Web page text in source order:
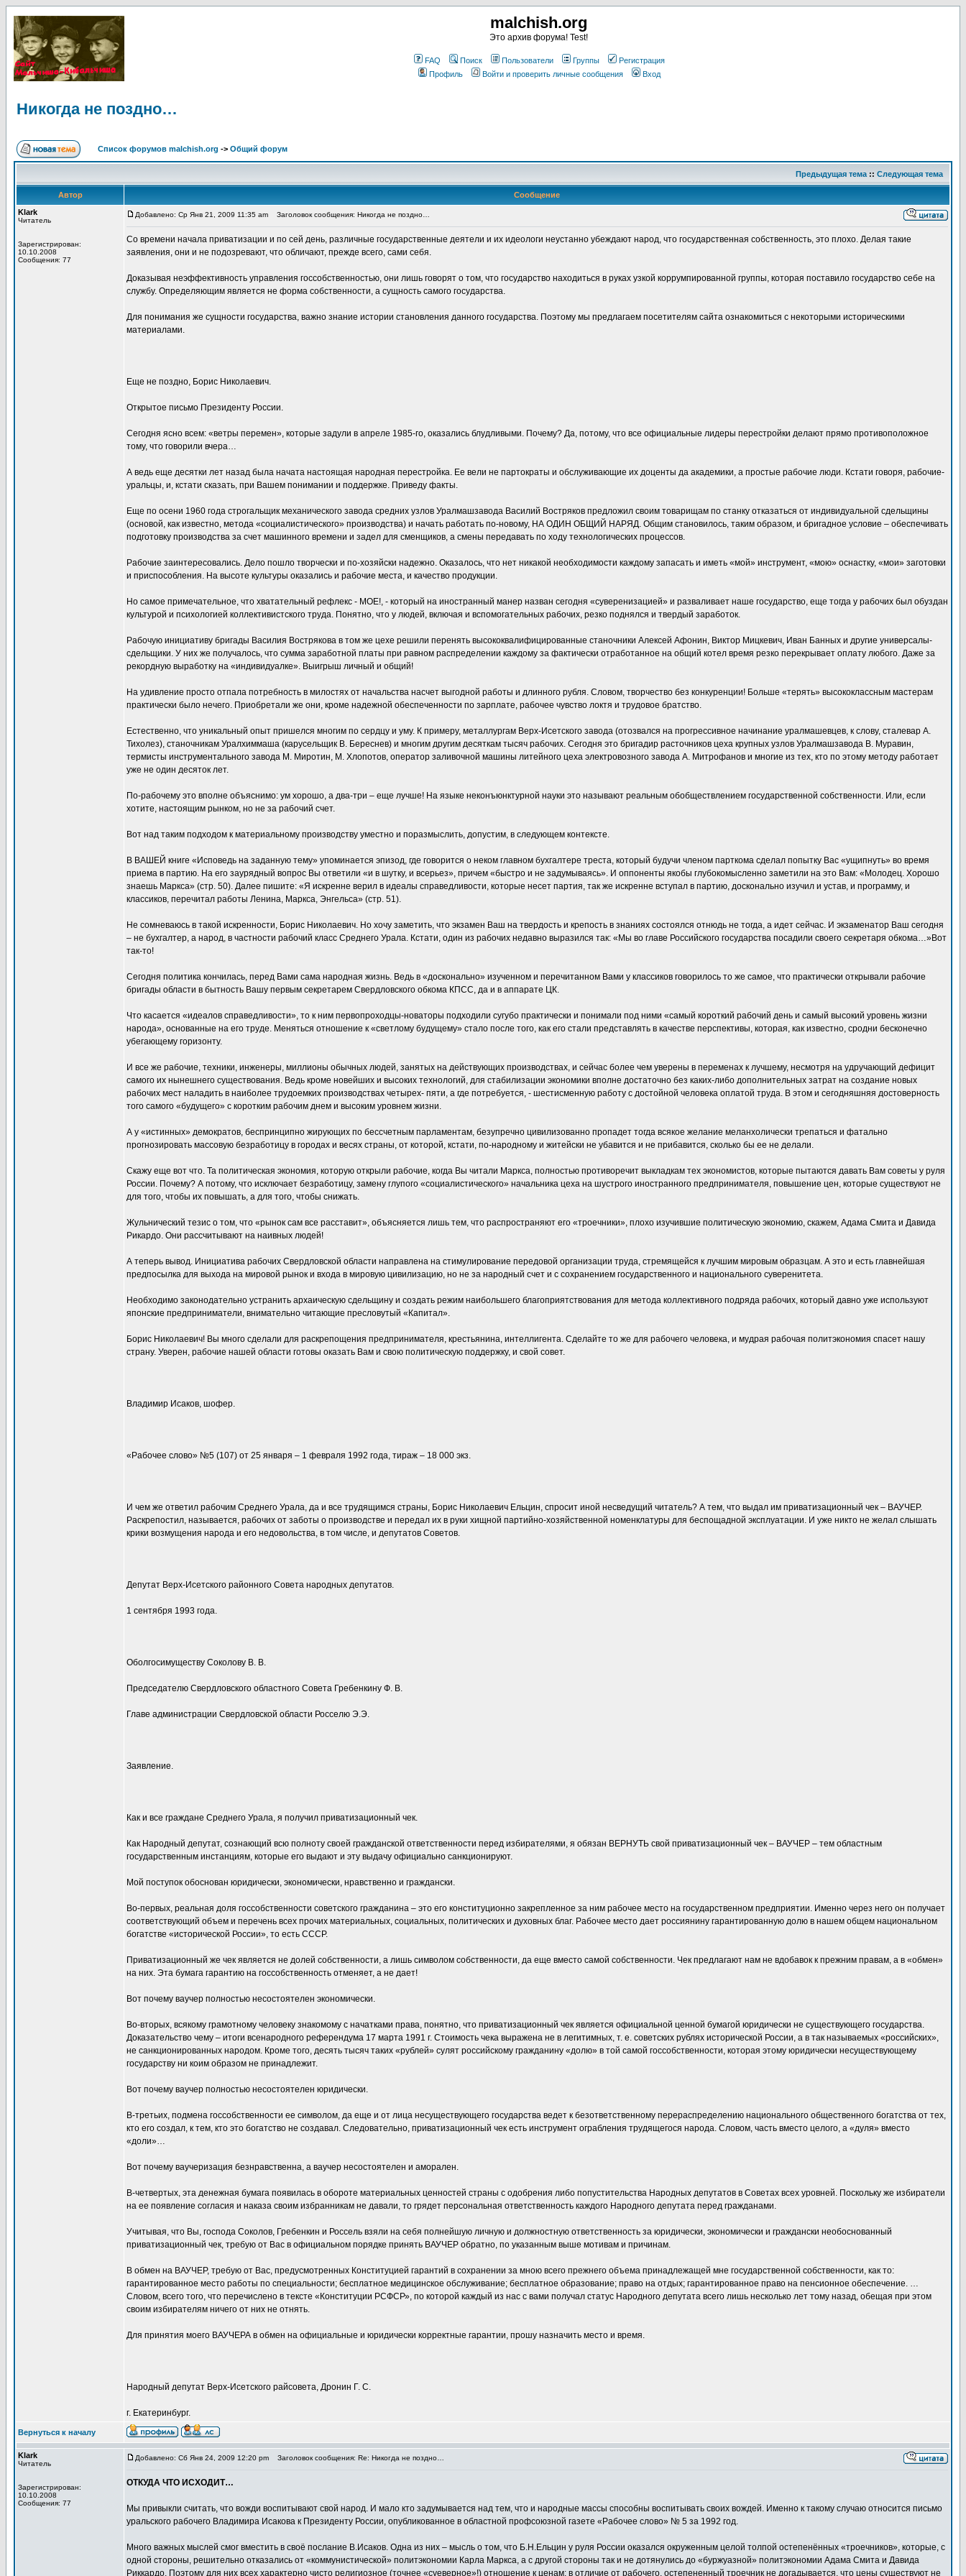
malchish.org
Это архив форума! Test!
FAQ Поиск Пользователи Группы
Регистрация
Профиль
Войти и проверить личные сообщения Вход
Никогда не поздно…
Список форумов malchish.org -> Общий форум
Предыдущая тема :: Следующая тема
Автор
Сообщение
Klark
Читатель
Зарегистрирован:
10.10.2008
Сообщения: 77
Добавлено: Ср Янв 21, 2009 11:35 am Заголовок сообщения: Никогда не поздно…
Со времени начала приватизации и по сей день, различные государственные деятели и их идеологи неустанно убеждают народ, что государственная собственность, это плохо. Делая такие
заявления, они и не подозревают, что обличают, прежде всего, сами себя.
Доказывая неэффективность управления госсобственностью, они лишь говорят о том, что государство находиться в руках узкой коррумпированной группы, которая поставило государство себе на
службу. Определяющим является не форма собственности, а сущность самого государства.
Для понимания же сущности государства, важно знание истории становления данного государства. Поэтому мы предлагаем посетителям сайта ознакомиться с некоторыми историческими
материалами.
Еще не поздно, Борис Николаевич.
Открытое письмо Президенту России.
Сегодня ясно всем: «ветры перемен», которые задули в апреле 1985-го, оказались блудливыми. Почему? Да, потому, что все официальные лидеры перестройки делают прямо противоположное
тому, что говорили вчера…
А ведь еще десятки лет назад была начата настоящая народная перестройка. Ее вели не партократы и обслуживающие их доценты да академики, а простые рабочие люди. Кстати говоря, рабочие-
уральцы, и, кстати сказать, при Вашем понимании и поддержке. Приведу факты.
Еще по осени 1960 года строгальщик механического завода средних узлов Уралмашзавода Василий Востряков предложил своим товарищам по станку отказаться от индивидуальной сдельщины
(основой, как известно, метода «социалистического» производства) и начать работать по-новому, НА ОДИН ОБЩИЙ НАРЯД. Общим становилось, таким образом, и бригадное условие – обеспечивать
подготовку производства за счет машинного времени и задел для сменщиков, а смены передавать по ходу технологических процессов.
Рабочие заинтересовались. Дело пошло творчески и по-хозяйски надежно. Оказалось, что нет никакой необходимости каждому запасать и иметь «мой» инструмент, «мою» оснастку, «мои» заготовки
и приспособления. На высоте культуры оказались и рабочие места, и качество продукции.
Но самое примечательное, что хватательный рефлекс - МОЕ!, - который на иностранный манер назван сегодня «суверенизацией» и разваливает наше государство, еще тогда у рабочих был обуздан
культурой и психологией коллективистского труда. Понятно, что у людей, включая и вспомогательных рабочих, резко поднялся и твердый заработок.
Рабочую инициативу бригады Василия Вострякова в том же цехе решили перенять высококвалифицированные станочники Алексей Афонин, Виктор Мицкевич, Иван Банных и другие универсалы-
сдельщики. У них же получалось, что сумма заработной платы при равном распределении каждому за фактически отработанное на общий котел время резко перекрывает оплату любого. Даже за
рекордную выработку на «индивидуалке». Выигрыш личный и общий!
На удивление просто отпала потребность в милостях от начальства насчет выгодной работы и длинного рубля. Словом, творчество без конкуренции! Больше «терять» высококлассным мастерам
практически было нечего. Приобретали же они, кроме надежной обеспеченности по зарплате, рабочее чувство локтя и трудовое братство.
Естественно, что уникальный опыт пришелся многим по сердцу и уму. К примеру, металлургам Верх-Исетского завода (отозвался на прогрессивное начинание уралмашевцев, к слову, сталевар А.
Тихолез), станочникам Уралхиммаша (карусельщик В. Береснев) и многим другим десяткам тысяч рабочих. Сегодня это бригадир расточников цеха крупных узлов Уралмашзавода В. Муравин,
термисты инструментального завода М. Миротин, М. Хлопотов, оператор заливочной машины литейного цеха электровозного завода А. Митрофанов и многие из тех, кто по этому методу работает
уже не один десяток лет.
По-рабочему это вполне объяснимо: ум хорошо, а два-три – еще лучше! На языке неконъюнктурной науки это называют реальным обобществлением государственной собственности. Или, если
хотите, настоящим рынком, но не за рабочий счет.
Вот над таким подходом к материальному производству уместно и поразмыслить, допустим, в следующем контексте.
В ВАШЕЙ книге «Исповедь на заданную тему» упоминается эпизод, где говорится о неком главном бухгалтере треста, который будучи членом парткома сделал попытку Вас «ущипнуть» во время
приема в партию. На его заурядный вопрос Вы ответили «и в шутку, и всерьез», причем «быстро и не задумываясь». И оппоненты якобы глубокомысленно заметили на это Вам: «Молодец. Хорошо
знаешь Маркса» (стр. 50). Далее пишите: «Я искренне верил в идеалы справедливости, которые несет партия, так же искренне вступал в партию, досконально изучил и устав, и программу, и
классиков, перечитал работы Ленина, Маркса, Энгельса» (стр. 51).
Не сомневаюсь в такой искренности, Борис Николаевич. Но хочу заметить, что экзамен Ваш на твердость и крепость в знаниях состоялся отнюдь не тогда, а идет сейчас. И экзаменатор Ваш сегодня
– не бухгалтер, а народ, в частности рабочий класс Среднего Урала. Кстати, один из рабочих недавно выразился так: «Мы во главе Российского государства посадили своего секретаря обкома…»Вот
так-то!
Сегодня политика кончилась, перед Вами сама народная жизнь. Ведь в «досконально» изученном и перечитанном Вами у классиков говорилось то же самое, что практически открывали рабочие
бригады области в бытность Вашу первым секретарем Свердловского обкома КПСС, да и в аппарате ЦК.
Что касается «идеалов справедливости», то к ним первопроходцы-новаторы подходили сугубо практически и понимали под ними «самый короткий рабочий день и самый высокий уровень жизни
народа», основанные на его труде. Меняться отношение к «светлому будущему» стало после того, как его стали представлять в качестве перспективы, которая, как известно, сродни бесконечно
убегающему горизонту.
И все же рабочие, техники, инженеры, миллионы обычных людей, занятых на действующих производствах, и сейчас более чем уверены в переменах к лучшему, несмотря на удручающий дефицит
самого их нынешнего существования. Ведь кроме новейших и высоких технологий, для стабилизации экономики вполне достаточно без каких-либо дополнительных затрат на создание новых
рабочих мест наладить в наиболее трудоемких производствах четырех- пяти, а где потребуется, - шестисменную работу с достойной человека оплатой труда. В этом и сегодняшняя достоверность
того самого «будущего» с коротким рабочим днем и высоким уровнем жизни.
А у «истинных» демократов, беспринципно жирующих по бессчетным парламентам, безупречно цивилизованно пропадет тогда всякое желание меланхолически трепаться и фатально
прогнозировать массовую безработицу в городах и весях страны, от которой, кстати, по-народному и житейски не убавится и не прибавится, сколько бы ее не делали.
Скажу еще вот что. Та политическая экономия, которую открыли рабочие, когда Вы читали Маркса, полностью противоречит выкладкам тех экономистов, которые пытаются давать Вам советы у руля
России. Почему? А потому, что исключает безработицу, замену глупого «социалистического» начальника цеха на шустрого иностранного предпринимателя, повышение цен, которые существуют не
для того, чтобы их повышать, а для того, чтобы снижать.
Жульнический тезис о том, что «рынок сам все расставит», объясняется лишь тем, что распространяют его «троечники», плохо изучившие политическую экономию, скажем, Адама Смита и Давида
Рикардо. Они рассчитывают на наивных людей!
А теперь вывод. Инициатива рабочих Свердловской области направлена на стимулирование передовой организации труда, стремящейся к лучшим мировым образцам. А это и есть главнейшая
предпосылка для выхода на мировой рынок и входа в мировую цивилизацию, но не за народный счет и с сохранением государственного и национального суверенитета.
Необходимо законодательно устранить архаическую сдельщину и создать режим наибольшего благоприятствования для метода коллективного подряда рабочих, который давно уже используют
японские предприниматели, внимательно читающие пресловутый «Капитал».
Борис Николаевич! Вы много сделали для раскрепощения предпринимателя, крестьянина, интеллигента. Сделайте то же для рабочего человека, и мудрая рабочая политэкономия спасет нашу
страну. Уверен, рабочие нашей области готовы оказать Вам и свою политическую поддержку, и свой совет.
Владимир Исаков, шофер.
«Рабочее слово» №5 (107) от 25 января – 1 февраля 1992 года, тираж – 18 000 экз.
И чем же ответил рабочим Среднего Урала, да и все трудящимся страны, Борис Николаевич Ельцин, спросит иной несведущий читатель? А тем, что выдал им приватизационный чек – ВАУЧЕР.
Раскрепостил, называется, рабочих от заботы о производстве и передал их в руки хищной партийно-хозяйственной номенклатуры для беспощадной эксплуатации. И уже никто не желал слышать
крики возмущения народа и его недовольства, в том числе, и депутатов Советов.
Депутат Верх-Исетского районного Совета народных депутатов.
1 сентября 1993 года.
Оболгосимуществу Соколову В. В.
Председателю Свердловского областного Совета Гребенкину Ф. В.
Главе администрации Свердловской области Росселю Э.Э.
Заявление.
Как и все граждане Среднего Урала, я получил приватизационный чек.
Как Народный депутат, сознающий всю полноту своей гражданской ответственности перед избирателями, я обязан ВЕРНУТЬ свой приватизационный чек – ВАУЧЕР – тем областным
государственным инстанциям, которые его выдают и эту выдачу официально санкционируют.
Мой поступок обоснован юридически, экономически, нравственно и граждански.
Во-первых, реальная доля госсобственности советского гражданина – это его конституционно закрепленное за ним рабочее место на государственном предприятии. Именно через него он получает
соответствующий объем и перечень всех прочих материальных, социальных, политических и духовных благ. Рабочее место дает россиянину гарантированную долю в нашем общем национальном
богатстве «исторической России», то есть СССР.
Приватизационный же чек является не долей собственности, а лишь символом собственности, да еще вместо самой собственности. Чек предлагают нам не вдобавок к прежним правам, а в «обмен»
на них. Эта бумага гарантию на госсобственность отменяет, а не дает!
Вот почему ваучер полностью несостоятелен экономически.
Во-вторых, всякому грамотному человеку знакомому с начатками права, понятно, что приватизационный чек является официальной ценной бумагой юридически не существующего государства.
Доказательство чему – итоги всенародного референдума 17 марта 1991 г. Стоимость чека выражена не в легитимных, т. е. советских рублях исторической России, а в так называемых «российских»,
не санкционированных народом. Кроме того, десять тысяч таких «рублей» сулят российскому гражданину «долю» в той самой госсобственности, которая этому юридически несуществующему
государству ни коим образом не принадлежит.
Вот почему ваучер полностью несостоятелен юридически.
В-третьих, подмена госсобственности ее символом, да еще и от лица несуществующего государства ведет к безответственному перераспределению национального общественного богатства от тех,
кто его создал, к тем, кто это богатство не создавал. Следовательно, приватизационный чек есть инструмент ограбления трудящегося народа. Словом, часть вместо целого, а «дуля» вместо
«доли»…
Вот почему ваучеризация безнравственна, а ваучер несостоятелен и аморален.
В-четвертых, эта денежная бумага появилась в обороте материальных ценностей страны с одобрения либо попустительства Народных депутатов в Советах всех уровней. Поскольку же избиратели
на ее появление согласия и наказа своим избранникам не давали, то грядет персональная ответственность каждого Народного депутата перед гражданами.
Учитывая, что Вы, господа Соколов, Гребенкин и Россель взяли на себя полнейшую личную и должностную ответственность за юридически, экономически и граждански необоснованный
приватизационный чек, требую от Вас в официальном порядке принять ВАУЧЕР обратно, по указанным выше мотивам и причинам.
В обмен на ВАУЧЕР, требую от Вас, предусмотренных Конституцией гарантий в сохранении за мною всего прежнего объема принадлежащей мне государственной собственности, как то:
гарантированное место работы по специальности; бесплатное медицинское обслуживание; бесплатное образование; право на отдых; гарантированное право на пенсионное обеспечение. …
Словом, всего того, что перечислено в тексте «Конституции РСФСР», по которой каждый из нас с вами получал статус Народного депутата всего лишь несколько лет тому назад, обещая при этом
своим избирателям ничего от них не отнять.
Для принятия моего ВАУЧЕРА в обмен на официальные и юридически корректные гарантии, прошу назначить место и время.
Народный депутат Верх-Исетского райсовета, Дронин Г. С.
г. Екатеринбург.
Вернуться к началу
Klark
Читатель
Зарегистрирован:
10.10.2008
Сообщения: 77
Добавлено: Сб Янв 24, 2009 12:20 pm Заголовок сообщения: Re: Никогда не поздно…
ОТКУДА ЧТО ИСХОДИТ…
Мы привыкли считать, что вожди воспитывают свой народ. И мало кто задумывается над тем, что и народные массы способны воспитывать своих вождей. Именно к такому случаю относится письмо
уральского рабочего Владимира Исакова к Президенту России, опубликованное в областной профсоюзной газете «Рабочее слово» № 5 за 1992 год.
Много важных мыслей смог вместить в своё послание В.Исаков. Одна из них – мысль о том, что Б.Н.Ельцин у руля России оказался окруженным целой толпой остепенённых «троечников», которые, с
одной стороны, решительно отказались от «коммунистической» политэкономии Карла Маркса, а с другой стороны так и не дотянулись до «буржуазной» политэкономии Адама Смита и Давида
Риккардо. Поэтому для них всех характерно чисто религиозное (точнее «суеверное»!) отношение к ценам: в отличие от рабочего, остепененный троечник не догадывается, что цены существуют не